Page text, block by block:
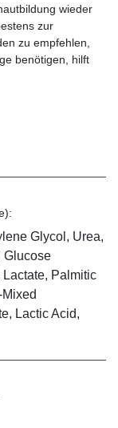
wieder
zur
zu empfehlen,
benötigen, hilft
Glycol, Urea,
Glucose
Palmitic
Lactic Acid,